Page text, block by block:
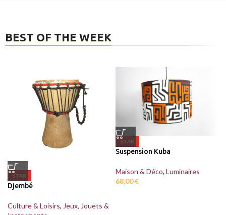
BEST OF THE WEEK
STAR
Djembé
Culture & Loisirs, Jeux, Jouets &
STAR
Suspension Kuba
Maison & Déco, Luminaires
68,00€